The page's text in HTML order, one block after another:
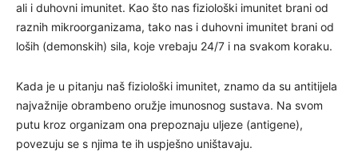
ali i duhovni imunitet. Kao što nas fiziološki imunitet brani od
raznih mikroorganizama, tako nas i duhovni imunitet brani od
loših (demonskih) sila, koje vrebaju 24/7 i na svakom koraku.
Kada je u pitanju naš fiziološki imunitet, znamo da su antitijela
najvažnije obrambeno oružje imunosnog sustava. Na svom
putu kroz organizam ona prepoznaju uljeze (antigene),
povezuju se s njima te ih uspješno uništavaju.